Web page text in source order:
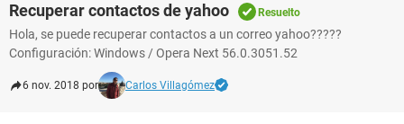
Recuperar contactos de yahoo Resuelto
Hola, se puede recuperar contactos a un correo yahoo?????
Configuración: Windows / Opera Next 56.0.3051.52
6 nov. 2018 por Carlos Villagómez